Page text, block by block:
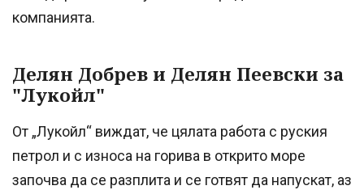
компанията.
Делян Добрев и Делян Пеевски за
"Лукойл"
От „Лукойл“ виждат, че цялата работа с руския
петрол и с износа на горива в открито море
започва да се разплита и се готвят да напускат, аз